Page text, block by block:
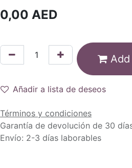
0,00 AED
Añadir a lista de deseos
Términos y condiciones
Garantía de devolución de 30
Envío: 2-3 días laborables